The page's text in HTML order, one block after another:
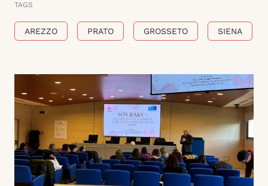
TAGS
AREZZO PRATO GROSSETO SIENA